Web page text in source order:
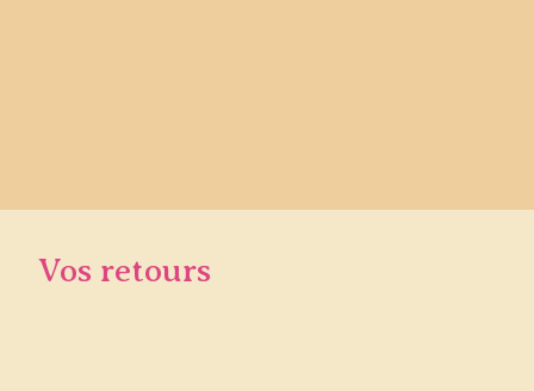
Vos retours